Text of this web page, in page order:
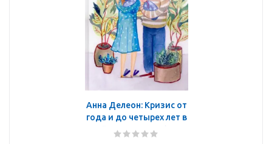
Анна Делеон: Кризис от
года и до четырех лет в
двойном размере (опыт